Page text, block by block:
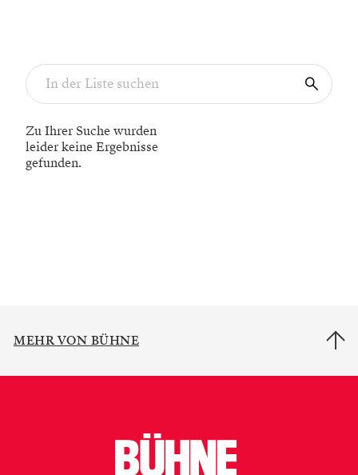
Zu Ihrer Suche wurden
leider keine Ergebnisse
gefunden.
MEHR VON BÜHNE